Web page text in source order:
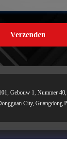
Verzenden
Gebouw 1, Nummer
City, Guangdong